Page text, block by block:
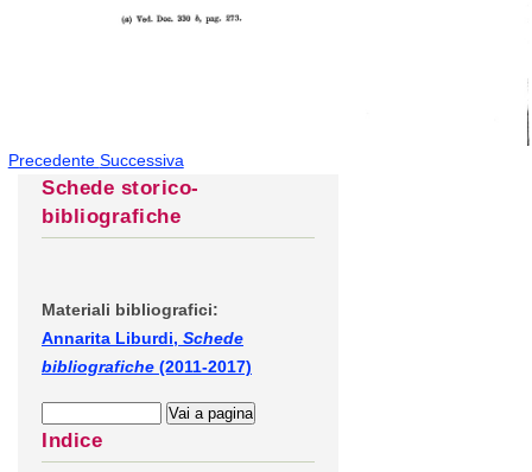
Precedente Successiva
Schede storico-
bibliografiche
Materiali bibliografici:
Annarita Liburdi, Schede
bibliografiche (2011-2017)
Indice